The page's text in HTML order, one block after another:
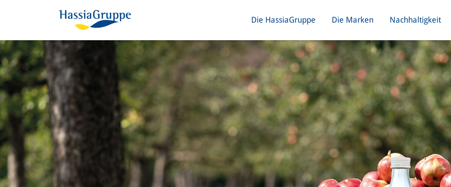
Die HassiaGruppe Die Marken Nachhaltigkeit